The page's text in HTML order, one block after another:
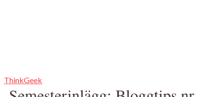
ThinkGeek